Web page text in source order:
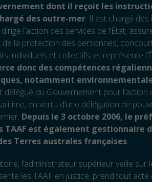
dont il reçoit les
des outre-mer. Il est chargé des
l’action des services de l’État,
de la protection des personnes,
individuels et collectifs, et représente
donc des compétences
notamment
du Gouvernement pour l’action
en vertu d’une délégation de
Depuis le 3 octobre 2006, le
est également gestionnaire
Terres australes françaises.
l’administrateur supérieur veille sur
les TAAF en justice, prend tout